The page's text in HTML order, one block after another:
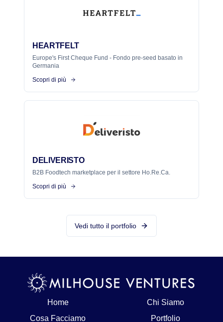
HEARTFELT
Europe's First Cheque Fund - Fondo pre-seed basato in
Germania
Scopri di più
DELIVERISTO
B2B Foodtech marketplace per il settore Ho.Re.Ca.
Scopri di più
Vedi tutto il portfolio
Home
Chi Siamo
Cosa Facciamo
Portfolio